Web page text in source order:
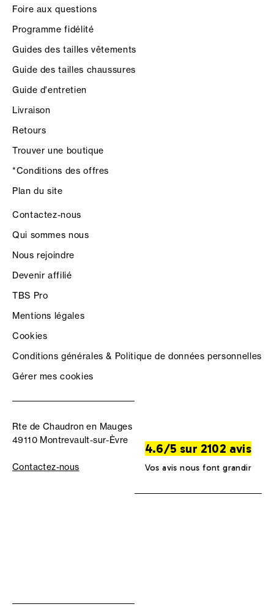
Foire aux questions
Programme fidélité
Guides des tailles vêtements
Guide des tailles chaussures
Guide d'entretien
Livraison
Retours
Trouver une boutique
*Conditions des offres
Plan du site
Contactez-nous
Qui sommes nous
Nous rejoindre
Devenir affilié
TBS Pro
Mentions légales
Cookies
Conditions générales & Politique de données personnelles
Gérer mes cookies
Rte de Chaudron en Mauges
49110 Montrevault-sur-Èvre
Contactez-nous
4.6/5 sur 2102 avis
Vos avis nous font grandir